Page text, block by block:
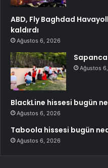
ABD, Fly Baghdad
kaldırdı
Ağustos 6, 2026
Ağustos
BlackLine hissesi bugün
Ağustos 6, 2026
Taboola hissesi bugün
Ağustos 6, 2026